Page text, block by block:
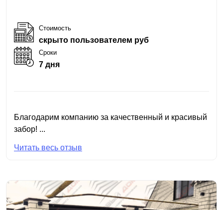
Стоимость
скрыто пользователем руб
Сроки
7 дня
Благодарим компанию за качественный и красивый
забор! ...
Читать весь отзыв